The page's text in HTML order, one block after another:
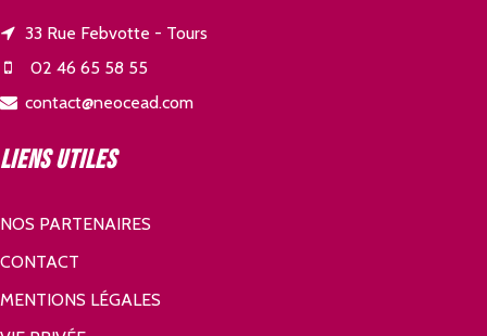
33 Rue Febvotte - Tours
02 46 65 58 55
contact@neocead.com
Liens utiles
NOS PARTENAIRES
CONTACT
MENTIONS LÉGALES